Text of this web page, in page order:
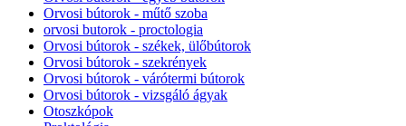
Orvosi bútorok - műtő szoba
orvosi butorok - proctologia
Orvosi bútorok - székek, ülőbútorok
Orvosi bútorok - szekrények
Orvosi bútorok - várótermi bútorok
Orvosi bútorok - vizsgáló ágyak
Otoszkópok